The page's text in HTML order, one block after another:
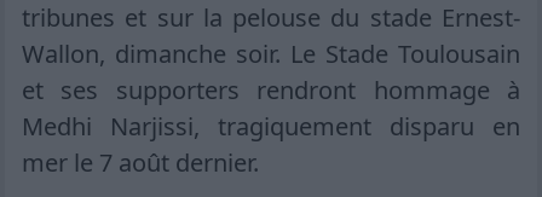
tribunes et sur la pelouse du stade Ernest-
Wallon, dimanche soir. Le Stade Toulousain
et ses supporters rendront hommage à
Medhi Narjissi, tragiquement disparu en
mer le 7 août dernier.